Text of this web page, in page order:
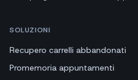
SOLUZIONI
Recupero carrelli abbandonati
Promemoria appuntamenti